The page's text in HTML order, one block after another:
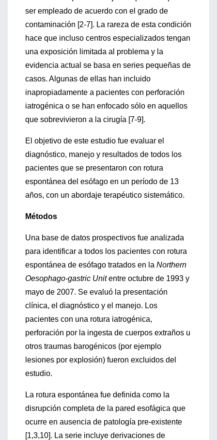
ser empleado de acuerdo con el grado de
contaminación [2-7]. La rareza de esta condición
hace que incluso centros especializados tengan
una exposición limitada al problema y la
evidencia actual se basa en series pequeñas de
casos. Algunas de ellas han incluido
inapropiadamente a pacientes con perforación
iatrogénica o se han enfocado sólo en aquellos
que sobrevivieron a la cirugía [7-9].
El objetivo de este estudio fue evaluar el
diagnóstico, manejo y resultados de todos los
pacientes que se presentaron con rotura
espontánea del esófago en un período de 13
años, con un abordaje terapéutico sistemático.
Métodos
Una base de datos prospectivos fue analizada
para identificar a todos los pacientes con rotura
espontánea de esófago tratados en la Northern
Oesophago-gastric Unitentre octubre de 1993 y
mayo de 2007. Se evaluó la presentación
clínica, el diagnóstico y el manejo. Los
pacientes con una rotura iatrogénica,
perforación por la ingesta de cuerpos extraños u
otros traumas barogénicos (por ejemplo
lesiones por explosión) fueron excluidos del
estudio.
La rotura espontánea fue definida como la
disrupción completa de la pared esofágica que
ocurre en ausencia de patología pre-existente
[1,3,10]. La serie incluye derivaciones de